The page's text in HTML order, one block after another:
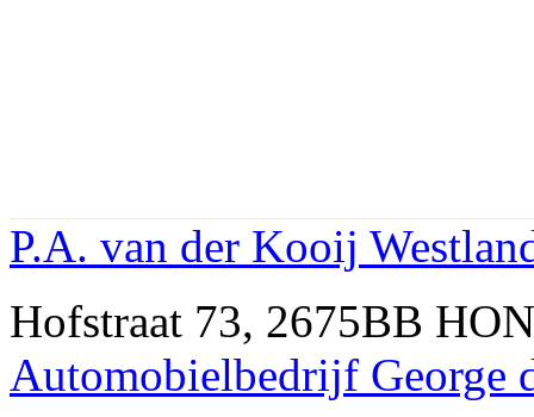
P.A. van der Kooij
Hofstraat 73, 2675BB
Automobielbedrijf George